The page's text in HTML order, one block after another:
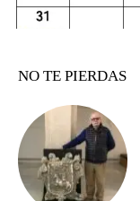
NO TE PIERDAS